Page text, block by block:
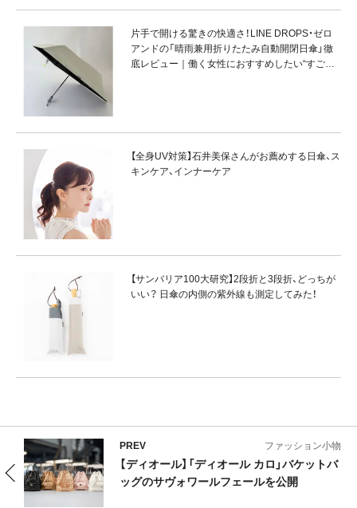
片手で開ける驚きの快適さ！LINE DROPS・ゼロ
アンドの「晴雨兼用折りたたみ自動開閉日傘」徹
底レビュー｜働く女性におすすめしたい“すご
【全身UV対策】石井美保さんがお薦めする日傘、ス
キンケア、インナーケア
【サンバリア100大研究】2段折と3段折、どっちが
いい？ 日傘の内側の紫外線も測定してみた！
PREV ファッション小物
【ディオール】「ディオール カロ」バケットバ
ッグのサヴォワールフェールを公開